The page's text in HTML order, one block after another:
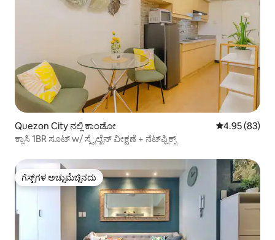
Quezon City ನಲ್ಲಿ ಕಾಂಡೋ 5 ರಲ್ಲಿ 4.95
4.95 (83)
ಕ್ಲಾಸಿ 1BR ಸೂಟ್ w/ ಸ್ಕೈಲೈನ್ ವೀಕ್ಷಣೆ + ನೆಟ್‌ಫ್ಲಿಕ್ಸ್
ಗೆಸ್ಟ್‌ಗಳ ಅಚ್ಚುಮೆಚ್ಚಿನದು
ಗೆಸ್ಟ್‌ಗಳ ಅಚ್ಚುಮೆಚ್ಚಿನದು